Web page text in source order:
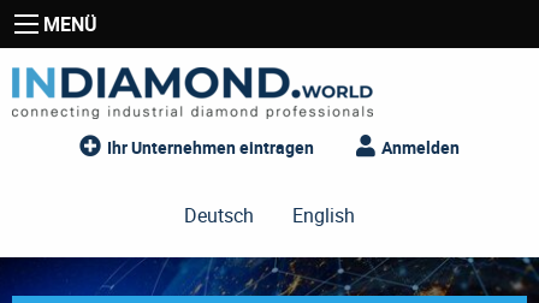
MENÜ
Ihr Unternehmen eintragen Anmelden
Deutsch English